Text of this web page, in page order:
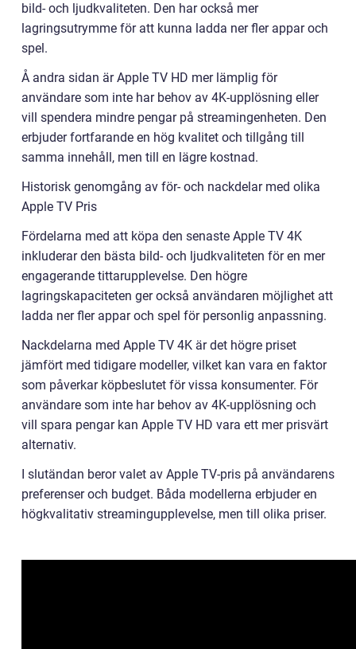
bild- och ljudkvaliteten. Den har också mer
lagringsutrymme för att kunna ladda ner fler appar och
spel.
Å andra sidan är Apple TV HD mer lämplig för
användare som inte har behov av 4K-upplösning eller
vill spendera mindre pengar på streamingenheten. Den
erbjuder fortfarande en hög kvalitet och tillgång till
samma innehåll, men till en lägre kostnad.
Historisk genomgång av för- och nackdelar med olika
Apple TV Pris
Fördelarna med att köpa den senaste Apple TV 4K
inkluderar den bästa bild- och ljudkvaliteten för en mer
engagerande tittarupplevelse. Den högre
lagringskapaciteten ger också användaren möjlighet att
ladda ner fler appar och spel för personlig anpassning.
Nackdelarna med Apple TV 4K är det högre priset
jämfört med tidigare modeller, vilket kan vara en faktor
som påverkar köpbeslutet för vissa konsumenter. För
användare som inte har behov av 4K-upplösning och
vill spara pengar kan Apple TV HD vara ett mer prisvärt
alternativ.
I slutändan beror valet av Apple TV-pris på användarens
preferenser och budget. Båda modellerna erbjuder en
högkvalitativ streamingupplevelse, men till olika priser.